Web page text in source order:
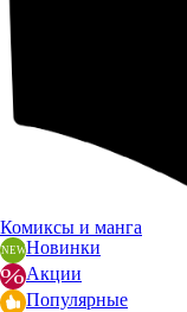
Комиксы и манга
Новинки
Акции
Популярные